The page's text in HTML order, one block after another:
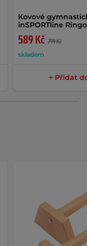
Kovové
inSPORTline
589 Kč 799 Kč
skladem
+ Přidat